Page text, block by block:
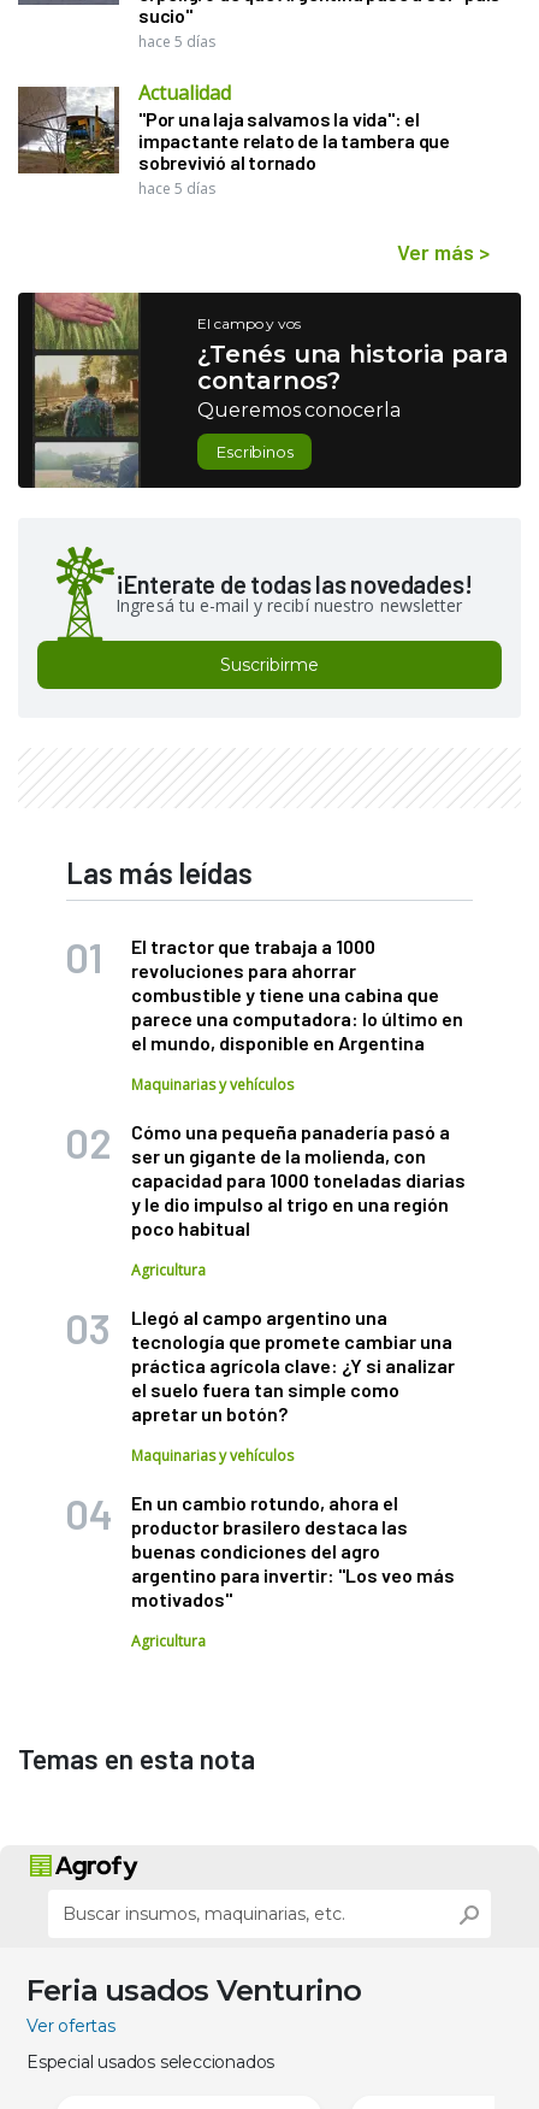
sucio"
hace 5 días
Actualidad
"Por una laja salvamos la vida": el
impactante relato de la tambera que
sobrevivió al tornado
hace 5 días
Ver más >
El campo y vos
¿Tenés una historia para
contarnos?
Queremos conocerla
Escribinos
¡Enterate de todas las novedades!
Ingresá tu e-mail y recibí nuestro newsletter
Suscribirme
Las más leídas
El tractor que trabaja a 1000
revoluciones para ahorrar
combustible y tiene una cabina que
parece una computadora: lo último en
el mundo, disponible en Argentina
Maquinarias y vehículos
Cómo una pequeña panadería pasó a
ser un gigante de la molienda, con
capacidad para 1000 toneladas diarias
y le dio impulso al trigo en una región
poco habitual
Agricultura
Llegó al campo argentino una
tecnología que promete cambiar una
práctica agrícola clave: ¿Y si analizar
el suelo fuera tan simple como
apretar un botón?
Maquinarias y vehículos
En un cambio rotundo, ahora el
productor brasilero destaca las
buenas condiciones del agro
argentino para invertir: "Los veo más
motivados"
Agricultura
Temas en esta nota
Feria usados Venturino
Ver ofertas
Especial usados seleccionados